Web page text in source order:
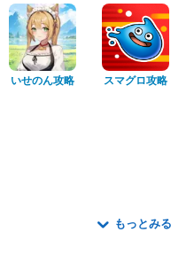
いせのん攻略 スマグロ攻略
もっとみる